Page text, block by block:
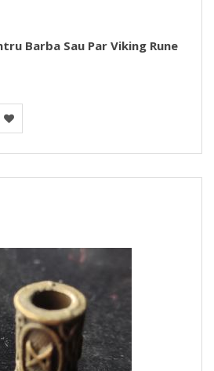
Barba Sau Par Viking Rune